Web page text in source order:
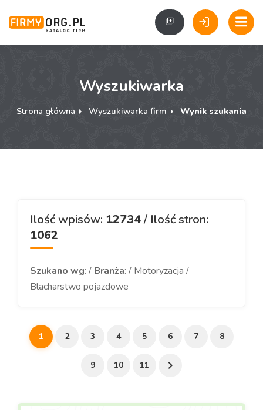
Wyszukiwarka
Strona główna Wyszukiwarka firm Wynik szukania
Ilość wpisów: 12734/ Ilość stron:
1062
Szukano wg: / Branża: / Motoryzacja /
Blacharstwo pojazdowe
1 2 3 4 5 6 7 8
9 10 11